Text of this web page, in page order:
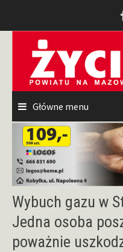
Główne menu
Wybuch gazu w
Jedna osoba
poważnie